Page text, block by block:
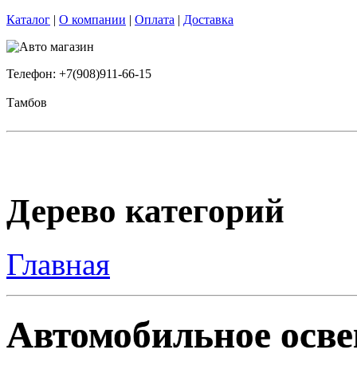
Каталог | О компании | Оплата | Доставка
Телефон: +7(908)911-66-15
Тамбов
Дерево категорий
Главная
Автомобильное